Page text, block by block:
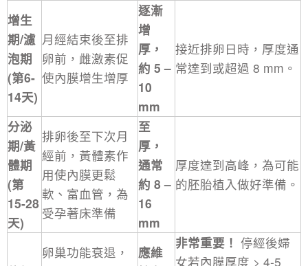
增生
期/濾
泡期
(第6-
14天)
月經結束後至排
卵前，雌激素促
使內膜增生增厚
逐漸
增
厚，
約 5 –
10
mm
接近排卵日時，厚度通
常達到或超過 8 mm。
分泌
期/黃
體期
(第
15-28
天)
排卵後至下次月
經前，黃體素作
用使內膜更鬆
軟、富血管，為
受孕著床準備
至
厚，
通常
約 8 –
16
mm
厚度達到高峰，為可能
的胚胎植入做好準備。
卵巢功能衰退，
應維
非常重要！ 停經後婦
女若內膜厚度 > 4-5